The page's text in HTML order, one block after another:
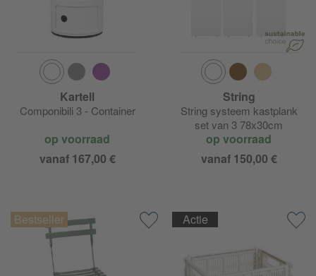
FDB Møbler M21 Teglgård
FDB Møbler Mossø
FDB Møbler R5 Nøje
FDB Møbler Sønderup
FDB Møbler Teglgård
Kartell
Componibili 3 - Container
op voorraad
vanaf 167,00 €
String
String systeem kastplank
set van 3 78x30cm
op voorraad
vanaf 150,00 €
Actie